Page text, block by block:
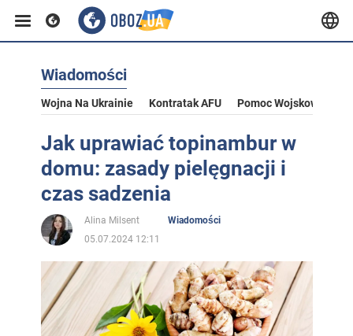
Wiadomości
Wojna Na Ukrainie Kontratak AFU Pomoc Wojskowa Dla
Jak uprawiać topinambur w
domu: zasady pielęgnacji i
czas sadzenia
Alina Milsent
Wiadomości
05.07.2024 12:11